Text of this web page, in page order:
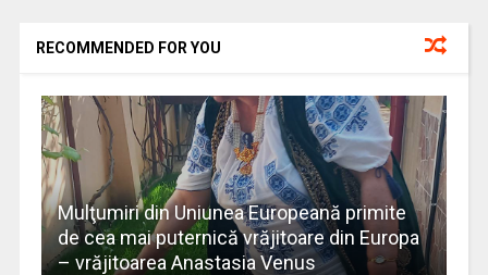
RECOMMENDED FOR YOU
Mulţumiri din Uniunea Europeană primite
de cea mai puternică vrăjitoare din Europa
– vrăjitoarea Anastasia Venus